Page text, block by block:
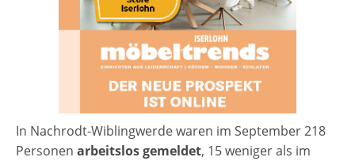
In Nachrodt-Wiblingwerde waren im September 218
Personen arbeitslos gemeldet, 15 weniger als im